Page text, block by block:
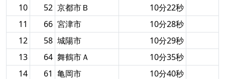
10
52 京都市Ｂ
10分22秒
11
66 宮津市
10分28秒
12
58 城陽市
10分29秒
13
64 舞鶴市Ａ
10分35秒
14
61 亀岡市 10分40秒